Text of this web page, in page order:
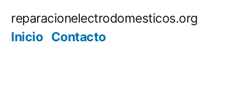
reparacionelectrodomesticos.org
Inicio Contacto